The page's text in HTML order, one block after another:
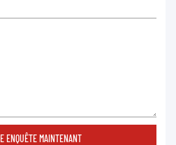
ENQUÊTE MAINTENANT